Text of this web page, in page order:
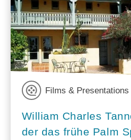
Films & Presentations
William Charles
der das frühe Palm